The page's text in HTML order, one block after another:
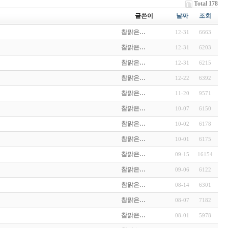
Total 178
글쓴이
날짜 조회
참맑은… 12-31 6663
참맑은… 12-31 6203
참맑은… 12-31 6215
참맑은… 12-22 6392
참맑은… 11-20 9571
참맑은… 10-07 6150
참맑은… 10-02 6178
참맑은… 10-01 6175
참맑은… 09-15 16154
참맑은… 09-06 6122
참맑은… 08-14 6301
참맑은… 08-07 7182
참맑은… 08-01 5978